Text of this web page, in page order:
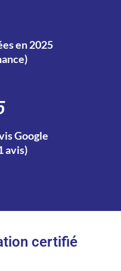
en 2025
Google
avis)
certifié